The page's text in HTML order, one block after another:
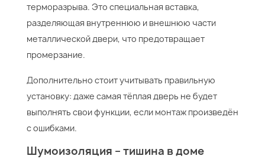
терморазрыва. Это специальная вставка,
разделяющая внутреннюю и внешнюю части
металлической двери, что предотвращает
промерзание.
Дополнительно стоит учитывать правильную
установку: даже самая тёплая дверь не будет
выполнять свои функции, если монтаж произведён
с ошибками.
Шумоизоляция – тишина в доме